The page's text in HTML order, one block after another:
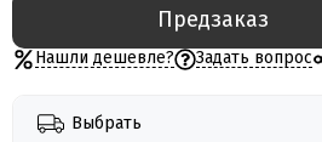
Предзаказ
Нашли дешевле? Задать вопрос
Выбрать